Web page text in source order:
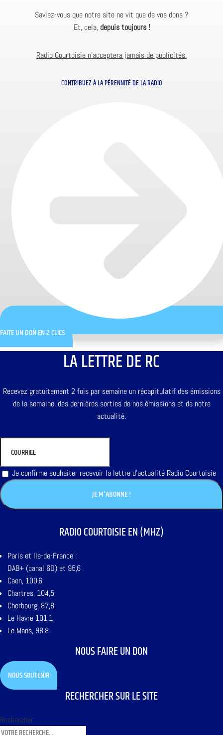
Saviez-vous que notre site ne vit que de vos dons ?
Et, cela, depuis toujours !
Radio Courtoisie n’acceptera jamais de publicités.
CONTRIBUEZ À LA PÉRENNITÉ DE LA RADIO
FAITE UN DON EN 2 CLICS
LA LETTRE DE RC
Recevez gratuitement 2 fois par semaine un récapitulatif des émissions
de la semaine, des dernières sorties de nos émissions et de notre
actualité.
Je confirme souhaiter recevoir la lettre d'actualité Radio Courtoisie
RADIO COURTOISIE EN (MHZ)
Paris et Ile-de-France :
DAB+ (canal 6D) et 95,6
Caen, 100,6
Chartres, 104,5
Cherbourg, 87,8
Le Havre 101,1
Le Mans, 98,8
NOUS FAIRE UN DON
NOUS SOUTENIR
RECHERCHER SUR LE SITE
Rechercher